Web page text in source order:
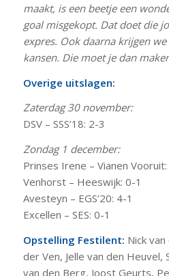
maakt, is een beetje een
goal misgekopt. Dat doet die
expres. Ook daarna krijgen
kansen. Die moet je dan
Overige uitslagen:
Zaterdag 30 november:
DSV – SSS’18: 2-3
Zondag 1 december:
Prinses Irene – Vianen Vooruit:
Venhorst – Heeswijk: 0-1
Avesteyn – EGS’20: 4-1
Excellen – SES: 0-1
Opstelling Festilent: Nick
der Ven, Jelle van den Heuvel,
van den Berg, Joost Geurts,